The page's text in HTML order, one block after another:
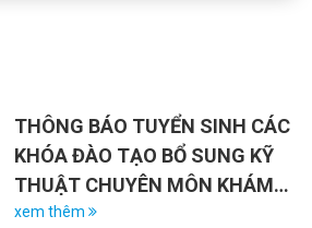
THÔNG BÁO TUYỂN SINH CÁC
KHÓA ĐÀO TẠO BỔ SUNG KỸ
THUẬT CHUYÊN MÔN KHÁM
CHỮA BỆNH NĂM 2026
xem thêm